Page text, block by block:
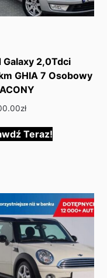
Galaxy 2,0Tdci
GHIA 7 Osobowy
zł
Teraz!